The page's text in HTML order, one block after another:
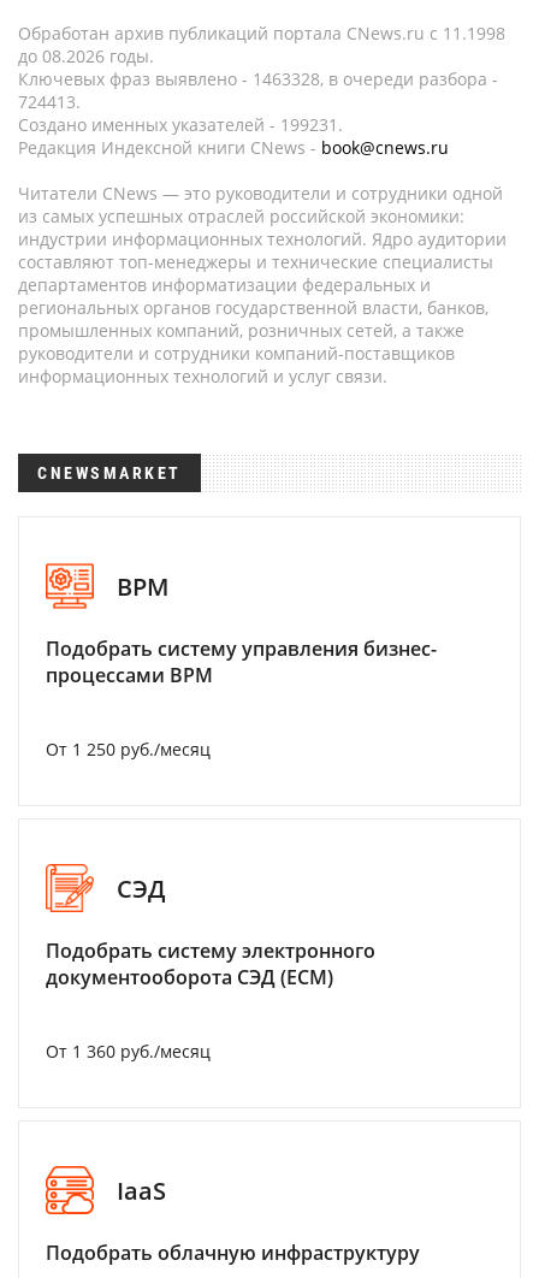
Обработан архив публикаций портала CNews.ru c 11.1998
до 08.2026 годы.
Ключевых фраз выявлено - 1463328, в очереди разбора -
724413.
Создано именных указателей - 199231.
Редакция Индексной книги CNews - book@cnews.ru
Читатели CNews — это руководители и сотрудники одной
из самых успешных отраслей российской экономики:
индустрии информационных технологий. Ядро аудитории
составляют топ-менеджеры и технические специалисты
департаментов информатизации федеральных и
региональных органов государственной власти, банков,
промышленных компаний, розничных сетей, а также
руководители и сотрудники компаний-поставщиков
информационных технологий и услуг связи.
CNEWSMARKET
BPM
Подобрать систему управления бизнес-
процессами BPM
От 1 250 руб./месяц
СЭД
Подобрать систему электронного
документооборота СЭД (ECM)
От 1 360 руб./месяц
IaaS
Подобрать облачную инфраструктуру